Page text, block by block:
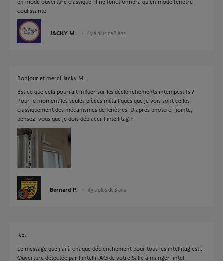
en mode ouverture classique. Il ne fonctionnera qu'en mode fenêtre
coulissante.
JACKY M. il y a plus de 3 ans
Bonjour et merci Jacky M,
Est ce que cela pourrait influer sur les déclenchements intempestifs ?
Pour le moment les seules pièces métalliques que je vois sont celles
classiquement des mécanismes de fenêtres. D'après photo ci-jointe,
pensez-vous que je dois déplacer l'intellitag ?
Bernard P. il y a plus de 3 ans
RE:
Le message que j'ai à chaque déclenchement pour tous les intellitag est :
Ouverture détectée par l'intelliTAG de votre Salle à manger 'intel